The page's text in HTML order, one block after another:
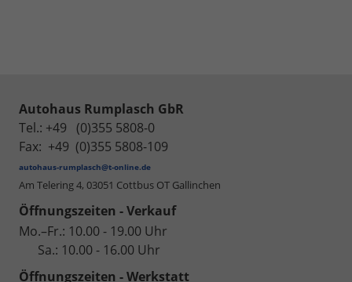
Autohaus Rumplasch GbR
Tel.: +49 (0)355 5808-0
Fax: +49 (0)355 5808-109
autohaus-rumplasch@t-online.de
Am Telering 4, 03051 Cottbus OT Gallinchen
Öffnungszeiten - Verkauf
Mo.–Fr.: 10.00 - 19.00 Uhr
Sa.: 10.00 - 16.00 Uhr
Öffnungszeiten - Werkstatt